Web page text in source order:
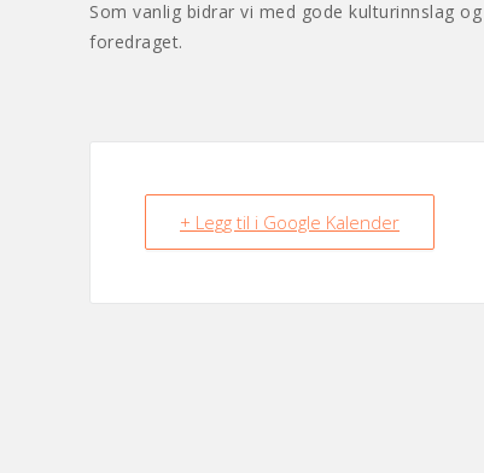
Som vanlig bidrar vi med gode kulturinnslag
foredraget.
+ Legg til i Google Kalender